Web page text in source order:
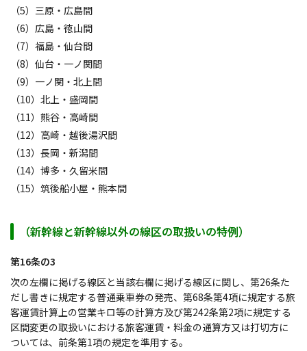
（5）三原・広島間
（6）広島・徳山間
（7）福島・仙台間
（8）仙台・一ノ関間
（9）一ノ関・北上間
（10）北上・盛岡間
（11）熊谷・高崎間
（12）高崎・越後湯沢間
（13）長岡・新潟間
（14）博多・久留米間
（15）筑後船小屋・熊本間
（新幹線と新幹線以外の線区の取扱いの特例）
第16条の3
次の左欄に掲げる線区と当該右欄に掲げる線区に関し、第26条た
だし書きに規定する普通乗車券の発売、第68条第4項に規定する旅
客運賃計算上の営業キロ等の計算方及び第242条第2項に規定する
区間変更の取扱いにおける旅客運賃・料金の通算方又は打切方に
ついては、前条第1項の規定を準用する。